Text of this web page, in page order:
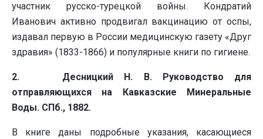
участник русско-турецкой войны. Кондратий
Иванович активно продвигал вакцинацию от оспы,
издавал первую в России медицинскую газету «Друг
здравия» (1833-1866) и популярные книги по гигиене.
2. Десницкий Н. В. Руководство для
отправляющихся на Кавказские Минеральные
Воды. СПб., 1882.
В книге даны подробные указания, касающиеся